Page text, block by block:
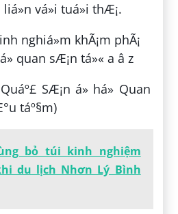
vá»i tuá»i thÆ¡.
SÆ¡n á» há» Quan
táº§m)
bỏ túi kinh nghiệm
du lịch Nhơn Lý Bình